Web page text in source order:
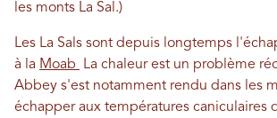
les monts La Sal.)
Les La Sals sont depuis longtemps
à la Moab
La chaleur est un problème
Abbey s'est notamment rendu dans les
échapper aux températures caniculaires